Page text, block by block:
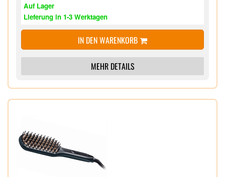
Fixieren des Haarstylings
7 mm Stylingdüse für ein präzises Styling, 11 mm
Stylingdüse für ein schnelles Trocknen, Diffusor für
extra Fülle & Volumen
Abnehmbarer, leicht zu reinigender Luftfilter,
3m Kabel in Salonlänge,
Auf Lager
Lieferung in 1-3 Werktagen
IN DEN WARENKORB
MEHR DETAILS